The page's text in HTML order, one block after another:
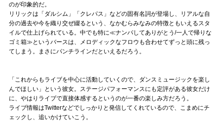
のが印象的だ。
リリックは「ダルシム」「クレパス」などの固有名詞が登場し、リアルな自
分の過去や今を織り交ぜ綴るという、なかむらみなみの特徴ともいえるスタ
イルで仕上げられている。中でも特に≪ナンパしてありがとう/一人で帰りな
ゴミ箱≫というバースは、メロディックなフロウも合わせてずっと頭に残っ
てしまう。まさにパンチラインだといえるだろう。
「これからもライブを中心に活動していくので、ダンスミュージックを楽し
んでほしい」という彼女。ステージパフォーマンスにも定評がある彼女だけ
に、やはりライブで直接体感するというのが一番の楽しみ方だろう。
ライブ情報はTwitterなどでしっかりと発信してくれているので、こまめにチ
ェックし、追いかけていこう。